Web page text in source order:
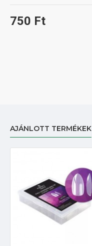
750 Ft
AJÁNLOTT TERMÉKEK